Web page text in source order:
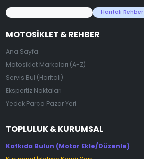
Haritalı Rehber
MOTOSIKLET & REHBER
Ana Sayfa
Motosiklet Markaları (A-Z)
Servis Bul (Haritalı)
Ekspertiz Noktaları
Yedek Parça Pazar Yeri
TOPLULUK & KURUMSAL
Katkıda Bulun (Motor Ekle/Düzenle)